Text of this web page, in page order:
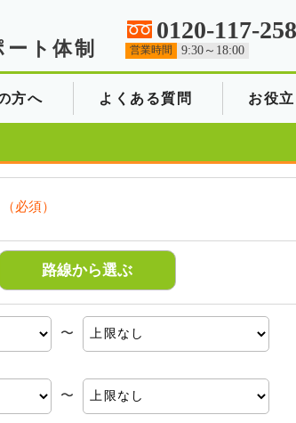
ト体制
0120-117-258
営業時間 9:30～18:00
方へ よくある質問 お役
（必須）
路線から選ぶ
〜
〜